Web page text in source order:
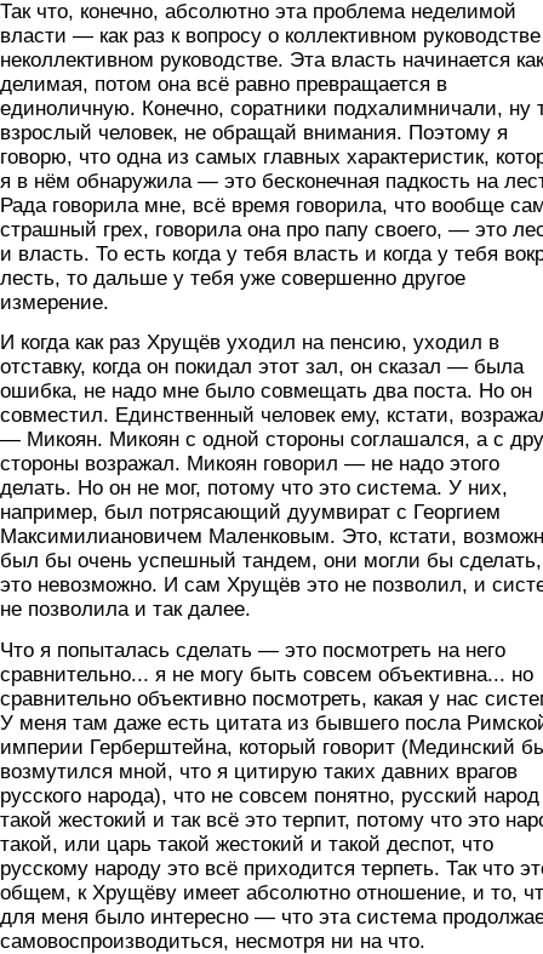
Так что, конечно, абсолютно эта проблема неделимой
власти — как раз к вопросу о коллективном
неколлективном руководстве. Эта власть начинается как
делимая, потом она всё равно превращается в
единоличную. Конечно, соратники подхалимничали, ну
взрослый человек, не обращай внимания. Поэтому я
говорю, что одна из самых главных характеристик,
я в нём обнаружила — это бесконечная падкость на
Рада говорила мне, всё время говорила, что вообще
страшный грех, говорила она про папу своего, — это
и власть. То есть когда у тебя власть и когда у тебя
лесть, то дальше у тебя уже совершенно другое
измерение.
И когда как раз Хрущёв уходил на пенсию, уходил в
отставку, когда он покидал этот зал, он сказал — была
ошибка, не надо мне было совмещать два поста. Но он
совместил. Единственный человек ему, кстати,
— Микоян. Микоян с одной стороны соглашался, а с
стороны возражал. Микоян говорил — не надо этого
делать. Но он не мог, потому что это система. У них,
например, был потрясающий дуумвират с Георгием
Максимилиановичем Маленковым. Это, кстати,
был бы очень успешный тандем, они могли бы
это невозможно. И сам Хрущёв это не позволил, и
не позволила и так далее.
Что я попыталась сделать — это посмотреть на него
сравнительно... я не могу быть совсем объективна... но
сравнительно объективно посмотреть, какая у нас
У меня там даже есть цитата из бывшего посла
империи Герберштейна, который говорит (Мединский
возмутился мной, что я цитирую таких давних врагов
русского народа), что не совсем понятно, русский народ
такой жестокий и так всё это терпит, потому что это
такой, или царь такой жестокий и такой деспот, что
русскому народу это всё приходится терпеть. Так что
общем, к Хрущёву имеет абсолютно отношение, и то,
для меня было интересно — что эта система
самовоспроизводиться, несмотря ни на что.